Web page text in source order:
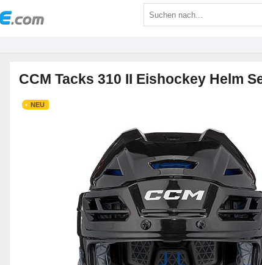
CCM Tacks 310 II Eishockey Helm
NEU